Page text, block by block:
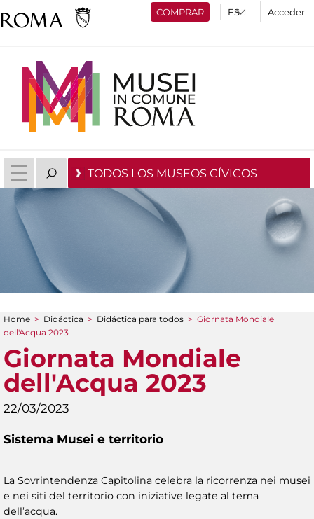
COMPRAR Acceder
TODOS LOS MUSEOS CÍVICOS
You are here
Home > Didáctica > Didáctica para todos > Giornata Mondiale
dell'Acqua 2023
Giornata Mondiale
dell'Acqua 2023
22/03/2023
Sistema Musei e territorio
La Sovrintendenza Capitolina celebra la ricorrenza nei musei
e nei siti del territorio con iniziative legate al tema
dell’acqua.